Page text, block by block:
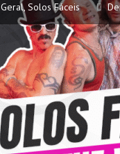
Geral, Solos Fáceis